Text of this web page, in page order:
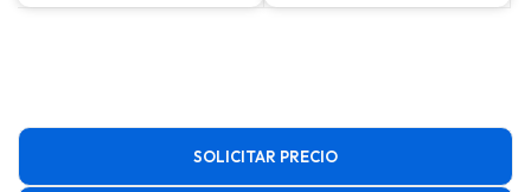
SOLICITAR PRECIO